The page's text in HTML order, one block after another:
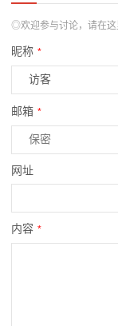
◎欢迎参与讨论，请在这
昵称 *
邮箱 *
网址
内容 *